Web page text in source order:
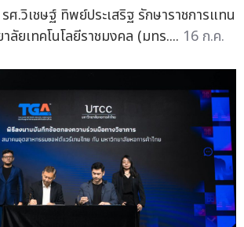
.วิเชษฐ์ ทิพย์ประเสริฐ รักษาราชการแทน
ลัยเทคโนโลยีราชมงคล (มทร.... 16 ก.ค.